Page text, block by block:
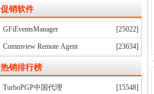
促销软件
GFiEventsManager [25022]
Commview Remote Agent [23634]
热销排行榜
TurboPGP中国代理 [15548]